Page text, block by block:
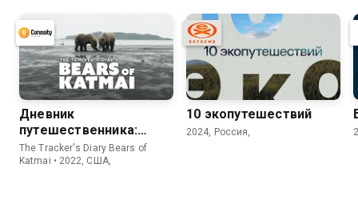
Дневник
путешественника:
Медведи Катмая
The Tracker's Diary Bears of
Katmai • 2022, США,
10 экопутешествий
2024, Россия,